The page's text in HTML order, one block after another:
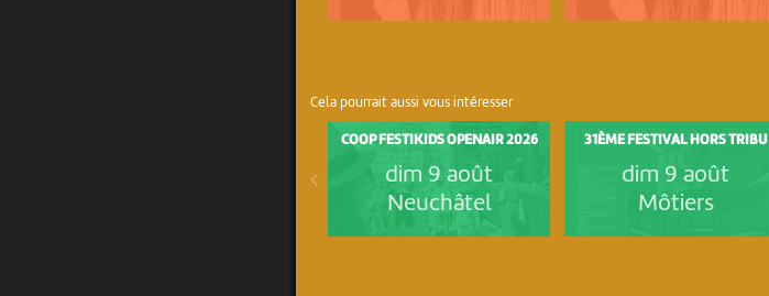
Cela pourrait aussi vous intéresser
COOP FESTIKIDS OPENAIR 2026
dim 9 août
Neuchâtel
31ÈME FESTIVAL HORS TRIBU
dim 9 août
Môtiers